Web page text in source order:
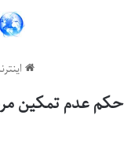
حکم عدم تمکین